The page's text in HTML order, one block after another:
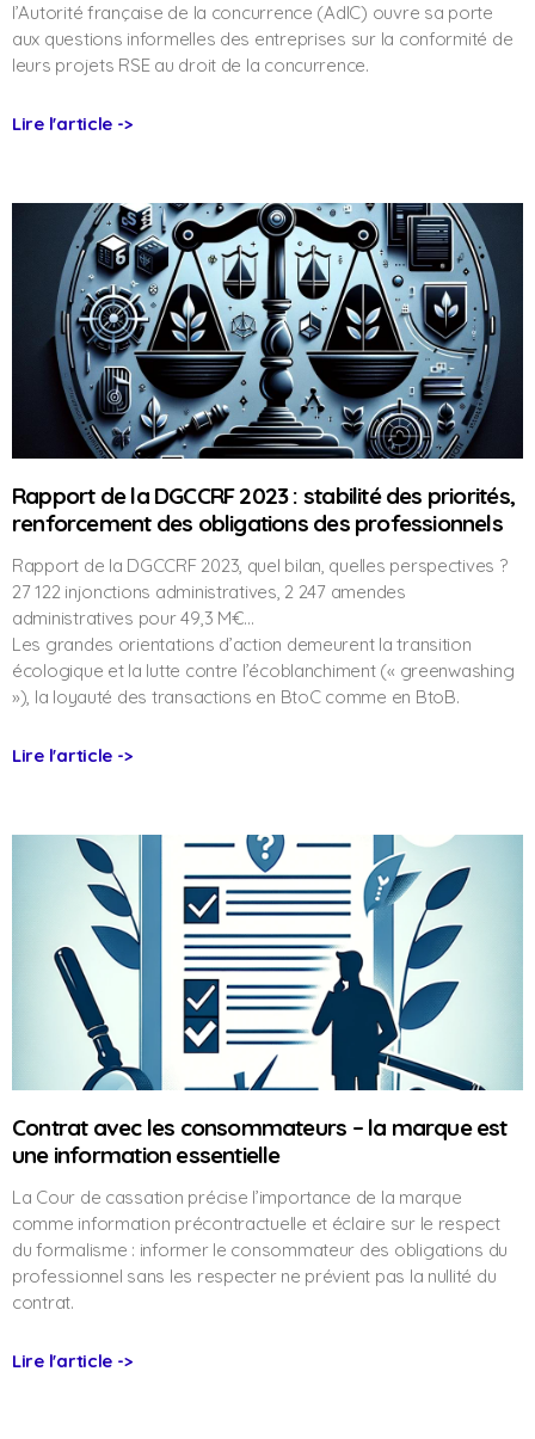
l’Autorité française de la concurrence (AdlC) ouvre sa porte
aux questions informelles des entreprises sur la conformité de
leurs projets RSE au droit de la concurrence.
Lire l'article ->
Rapport de la DGCCRF 2023 : stabilité des priorités,
renforcement des obligations des professionnels
Rapport de la DGCCRF 2023, quel bilan, quelles perspectives ?
27 122 injonctions administratives, 2 247 amendes
administratives pour 49,3 M€…
Les grandes orientations d’action demeurent la transition
écologique et la lutte contre l’écoblanchiment (« greenwashing
»), la loyauté des transactions en BtoC comme en BtoB.
Lire l'article ->
Contrat avec les consommateurs – la marque est
une information essentielle
La Cour de cassation précise l’importance de la marque
comme information précontractuelle et éclaire sur le respect
du formalisme : informer le consommateur des obligations du
professionnel sans les respecter ne prévient pas la nullité du
contrat.
Lire l'article ->